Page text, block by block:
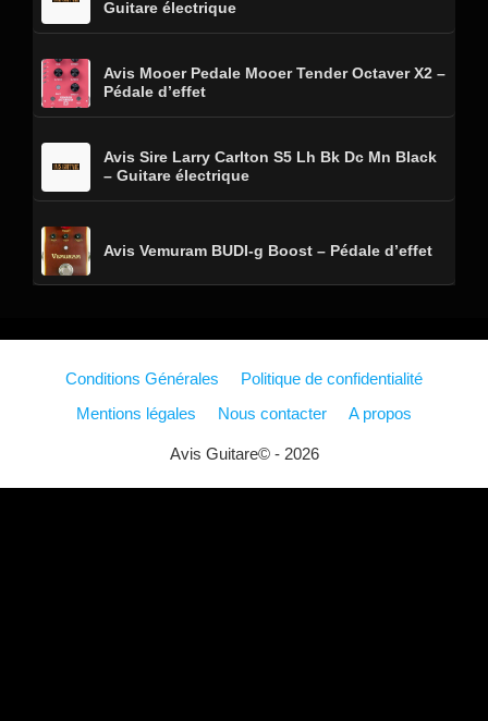
Guitare électrique
Avis Mooer Pedale Mooer Tender Octaver X2 –
Pédale d’effet
Avis Sire Larry Carlton S5 Lh Bk Dc Mn Black
– Guitare électrique
Avis Vemuram BUDI-g Boost – Pédale d’effet
Conditions Générales
Politique de confidentialité
Mentions légales
Nous contacter A propos
Avis Guitare© - 2026